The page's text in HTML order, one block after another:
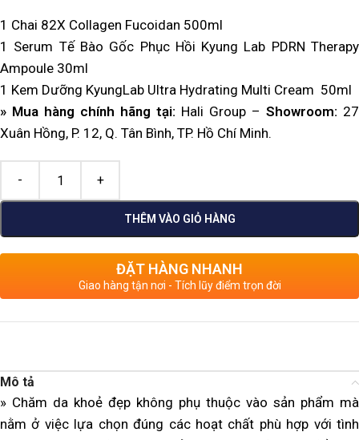
1 Chai 82X Collagen Fucoidan 500ml
1 Serum Tế Bào Gốc Phục Hồi Kyung Lab PDRN Therapy
Ampoule 30ml
1 Kem Dưỡng KyungLab Ultra Hydrating Multi Cream 50ml
» Mua hàng chính hãng tại: Hali Group – Showroom: 27
Xuân Hồng, P. 12, Q. Tân Bình, TP. Hồ Chí Minh.
THÊM VÀO GIỎ HÀNG
ĐẶT HÀNG NHANH
Giao hàng tận nơi - Tích lũy điểm trọn đời
Mô tả
» Chăm da khoẻ đẹp không phụ thuộc vào sản phẩm mà
nằm ở việc lựa chọn đúng các hoạt chất phù hợp với tình